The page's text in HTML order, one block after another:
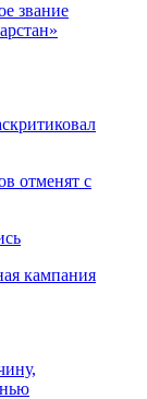
звание
отменят с
кампания